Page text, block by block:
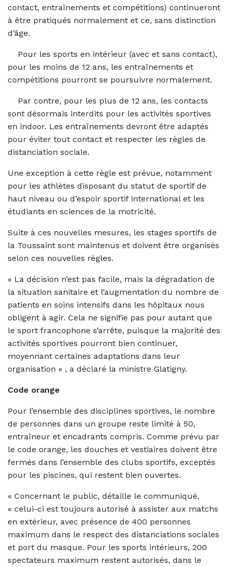
contact, entraînements et compétitions) continueront
à être pratiqués normalement et ce, sans distinction
d’âge.
Pour les sports en intérieur (avec et sans contact),
pour les moins de 12 ans, les entraînements et
compétitions pourront se poursuivre normalement.
Par contre, pour les plus de 12 ans, les contacts
sont désormais interdits pour les activités sportives
en indoor. Les entraînements devront être adaptés
pour éviter tout contact et respecter les règles de
distanciation sociale.
Une exception à cette règle est prévue, notamment
pour les athlètes disposant du statut de sportif de
haut niveau ou d’espoir sportif international et les
étudiants en sciences de la motricité.
Suite à ces nouvelles mesures, les stages sportifs de
la Toussaint sont maintenus et doivent être organisés
selon ces nouvelles règles.
« La décision n’est pas facile, mais la dégradation de
la situation sanitaire et l’augmentation du nombre de
patients en soins intensifs dans les hôpitaux nous
obligent à agir. Cela ne signifie pas pour autant que
le sport francophone s’arrête, puisque la majorité des
activités sportives pourront bien continuer,
moyennant certaines adaptations dans leur
organisation « , a déclaré la ministre Glatigny.
Code orange
Pour l’ensemble des disciplines sportives, le nombre
de personnes dans un groupe reste limité à 50,
entraîneur et encadrants compris. Comme prévu par
le code orange, les douches et vestiaires doivent être
fermés dans l’ensemble des clubs sportifs, exceptés
pour les piscines, qui restent bien ouvertes.
« Concernant le public, détaille le communiqué,
« celui-ci est toujours autorisé à assister aux matchs
en extérieur, avec présence de 400 personnes
maximum dans le respect des distanciations sociales
et port du masque. Pour les sports intérieurs, 200
spectateurs maximum restent autorisés, dans le